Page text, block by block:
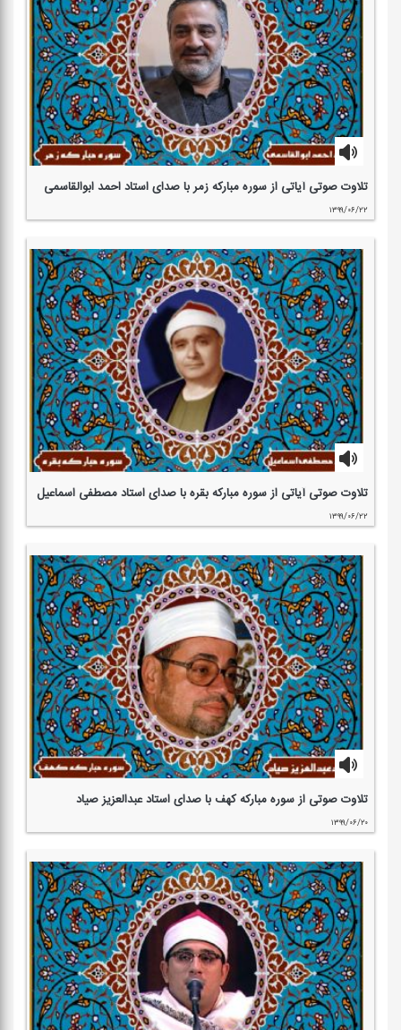
تلاوت صوتی آیاتی از سوره مباركه زمر با صدای استاد احمد ابوالقاسمی
۱۳۹۹/۰۶/۲۲
تلاوت صوتی آیاتی از سوره مباركه بقره با صدای استاد مصطفی اسماعیل
۱۳۹۹/۰۶/۲۲
تلاوت صوتی از سوره مباركه كهف با صدای استاد عبدالعزیز صیاد
۱۳۹۹/۰۶/۲۰